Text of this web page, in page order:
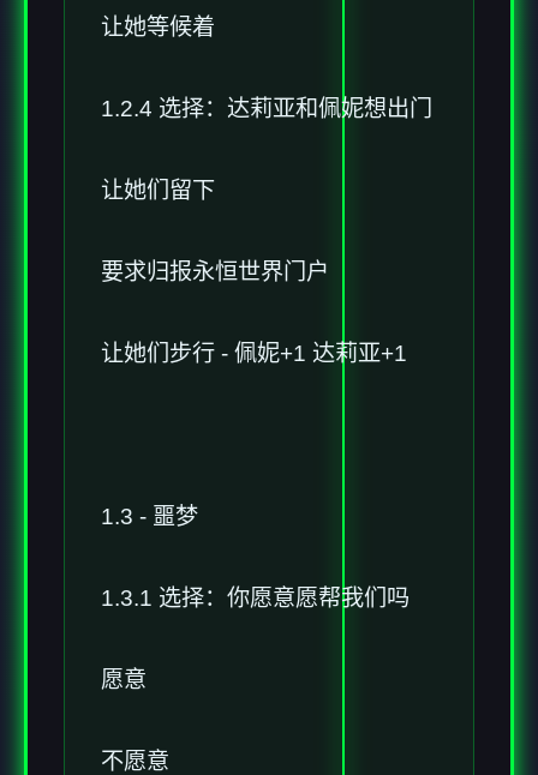
让她等候着
1.2.4 选择：达莉亚和佩妮想出门
让她们留下
要求归报永恒世界门户
让她们步行 - 佩妮+1 达莉亚+1
1.3 - 噩梦
1.3.1 选择：你愿意愿帮我们吗
愿意
不愿意